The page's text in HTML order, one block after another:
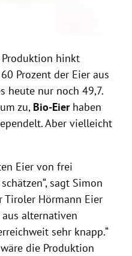
Produktion hinkt
Prozent der Eier aus
heute nur noch 49,7.
zu, Bio-Eierhaben
Aber vielleicht
Eier von frei
sagt Simon
Tiroler Hörmann Eier
aus alternativen
sehr knapp.“
die Produktion